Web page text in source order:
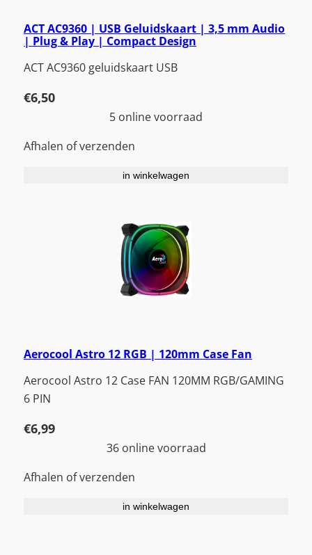
ACT AC9360 | USB Geluidskaart | 3,5 mm Audio
| Plug & Play | Compact Design
ACT AC9360 geluidskaart USB
€6,50
5 online voorraad
Afhalen of verzenden
in winkelwagen
Aerocool Astro 12 RGB | 120mm Case Fan
Aerocool Astro 12 Case FAN 120MM RGB/GAMING
6 PIN
€6,99
36 online voorraad
Afhalen of verzenden
in winkelwagen